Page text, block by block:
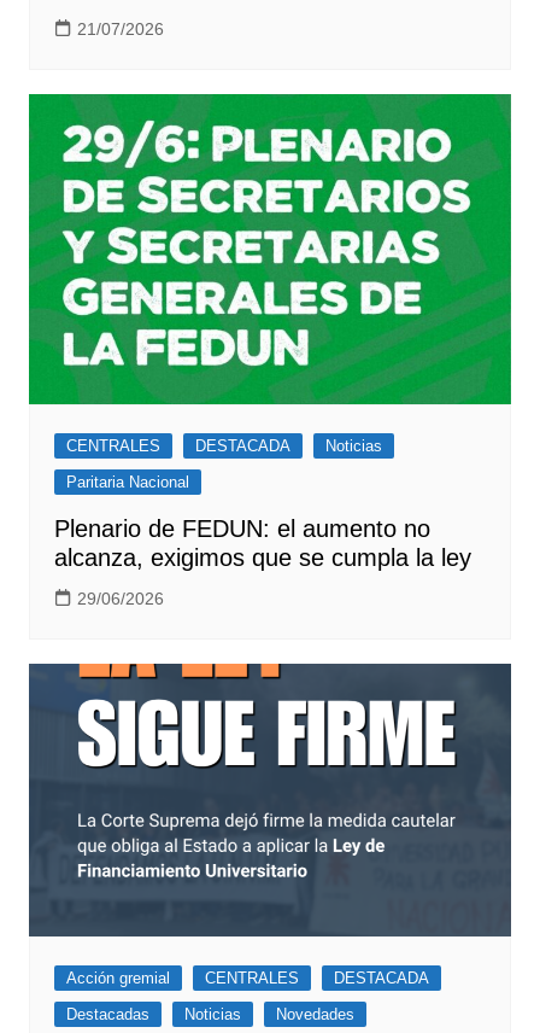
21/07/2026
CENTRALES DESTACADA
Noticias
Paritaria Nacional
Plenario de FEDUN: el aumento no
alcanza, exigimos que se cumpla la ley
29/06/2026
Acción gremial CENTRALES
DESTACADA
Destacadas
Noticias Novedades